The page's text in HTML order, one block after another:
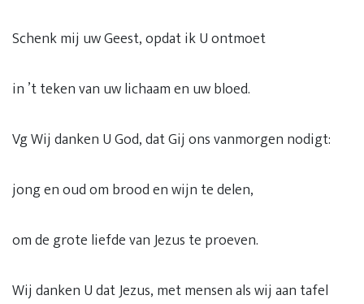
Schenk mij uw Geest, opdat ik U ontmoet
in ’t teken van uw lichaam en uw bloed.
Vg Wij danken U God, dat Gij ons vanmorgen nodigt:
jong en oud om brood en wijn te delen,
om de grote liefde van Jezus te proeven.
Wij danken U dat Jezus, met mensen als wij aan tafel